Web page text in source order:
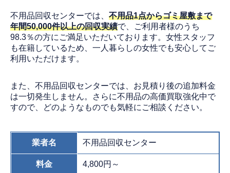
不用品回収センターでは、 不用品1点からゴミ屋敷まで
年間50,000件以上の回収実績で、ご利用者様のうち
98.3％の方にご満足いただいております。女性スタッフ
も在籍しているため、一人暮らしの女性でも安心してご
利用いただけます。
また、不用品回収センターでは、お見積り後の追加料金
は一切発生しません。さらに不用品の高価買取強化中で
すので、どのようなものでも気軽にご相談ください。
業者名 不用品回収センター
料金 4,800円～